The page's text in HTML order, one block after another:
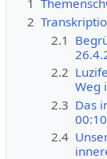
1
2
2.1
2.2
Weg
2.3 Das
2.4